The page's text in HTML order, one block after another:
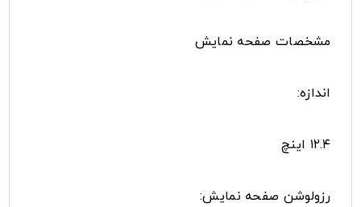
مشخصات صفحه نمایش
اندازه:
۱۲.۴ اینچ
رزولوشن صفحه نمایش: